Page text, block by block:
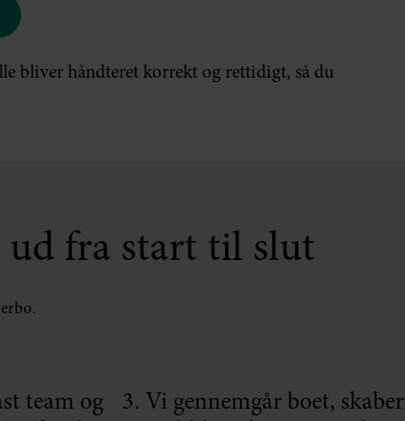
bliver håndteret korrekt og rettidigt, så du
ud fra start til slut
team og
3. Vi gennemgår boet, skaber